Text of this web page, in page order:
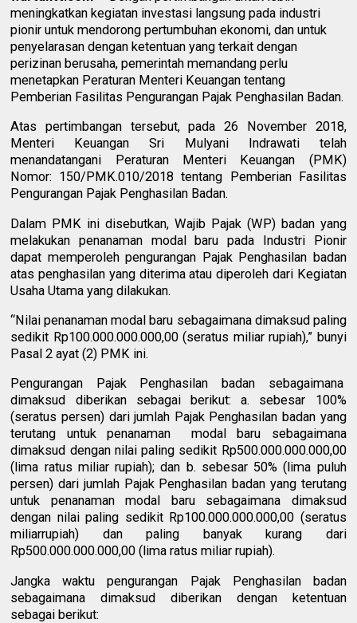
meningkatkan kegiatan investasi langsung pada industri
pionir untuk mendorong pertumbuhan ekonomi, dan untuk
penyelarasan dengan ketentuan yang terkait dengan
perizinan berusaha, pemerintah memandang perlu
menetapkan Peraturan Menteri Keuangan tentang
Pemberian Fasilitas Pengurangan Pajak Penghasilan Badan.
Atas pertimbangan tersebut, pada 26 November 2018,
Menteri Keuangan Sri Mulyani Indrawati telah
menandatangani Peraturan Menteri Keuangan (PMK)
Nomor: 150/PMK.010/2018 tentang Pemberian Fasilitas
Pengurangan Pajak Penghasilan Badan.
Dalam PMK ini disebutkan, Wajib Pajak (WP) badan yang
melakukan penanaman modal baru pada Industri Pionir
dapat memperoleh pengurangan Pajak Penghasilan badan
atas penghasilan yang diterima atau diperoleh dari Kegiatan
Usaha Utama yang dilakukan.
“Nilai penanaman modal baru sebagaimana dimaksud paling
sedikit Rp100.000.000.000,00 (seratus miliar rupiah),” bunyi
Pasal 2 ayat (2) PMK ini.
Pengurangan Pajak Penghasilan badan sebagaimana
dimaksud diberikan sebagai berikut: a. sebesar 100%
(seratus persen) dari jumlah Pajak Penghasilan badan yang
terutang untuk penanaman modal baru sebagaimana
dimaksud dengan nilai paling sedikit Rp500.000.000.000,00
(lima ratus miliar rupiah); dan b. sebesar 50% (lima puluh
persen) dari jumlah Pajak Penghasilan badan yang terutang
untuk penanaman modal baru sebagaimana dimaksud
dengan nilai paling sedikit Rp100.000.000.000,00 (seratus
miliarrupiah) dan paling banyak kurang dari
Rp500.000.000.000,00 (lima ratus miliar rupiah).
Jangka waktu pengurangan Pajak Penghasilan badan
sebagaimana dimaksud diberikan dengan ketentuan
sebagai berikut: